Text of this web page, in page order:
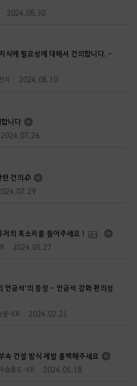
2024.08.30
식에 필요성에 대해서 건의합니다. -
지 2024.08.10
니다
2024.07.26
련 건의🥀
저의 목소리를 들어주세요 !
2024.05.27
연금석'의 등장 - 연금석 강화 편의성
찡-KR 2024.02.21
속 건설 방식 제발 롤백해주세요
슬플도-KR 2024.05.18